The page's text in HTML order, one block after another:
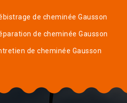
de cheminée Gausson
de cheminée Gausson
de cheminée Gausson